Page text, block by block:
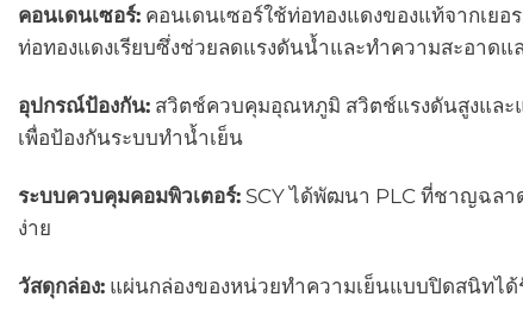
คอนเดนเซอร์: คอนเดนเซอร์ใช้ท่อทองแดงของแท้จากเย
ท่อทองแดงเรียบซึ่งช่วยลดแรงดันน้ำและทำความสะอาดแ
อุปกรณ์ป้องกัน: สวิตช์ควบคุมอุณหภูมิ สวิตช์แรงดันสูงและ
เพื่อป้องกันระบบทำน้ำเย็น
ระบบควบคุมคอมพิวเตอร์: SCY ได้พัฒนา PLC ที่ชาญฉลา
ง่าย
วัสดุกล่อง: แผ่นกล่องของหน่วยทำความเย็นแบบปิดสนิทได้